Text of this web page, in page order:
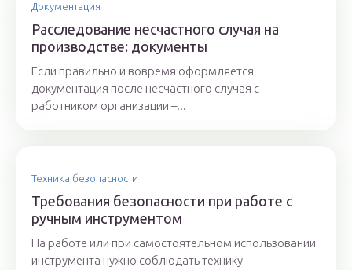
Документация
Расследование несчастного случая на
производстве: документы
Если правильно и вовремя оформляется
документация после несчастного случая с
работником организации –...
Техника безопасности
Требования безопасности при работе с
ручным инструментом
На работе или при самостоятельном использовании
инструмента нужно соблюдать технику